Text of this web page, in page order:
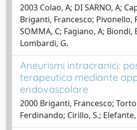
2003 Colao, A; DI SARNO, A;
Briganti, Francesco; Pivonello,
SOMMA, C; Fagiano, A; Biondi,
Lombardi, G.
Aneurismi intracranici:
terapeutica mediante
endovascolare
2000 Briganti, Francesco;
Ferdinando; Cirillo, S.; Elefante,